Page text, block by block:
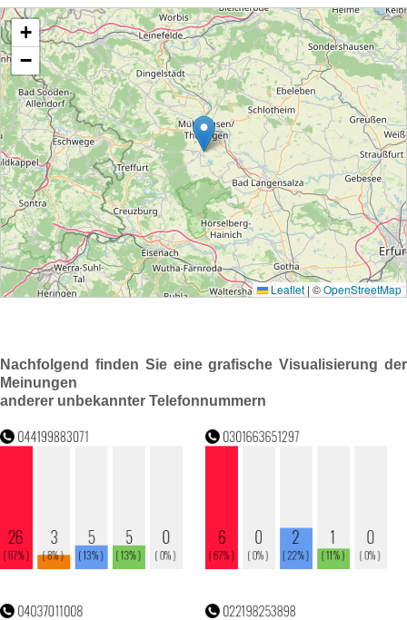
Nachfolgend finden Sie eine grafische Visualisierung der
Meinungen
anderer unbekannter Telefonnummern